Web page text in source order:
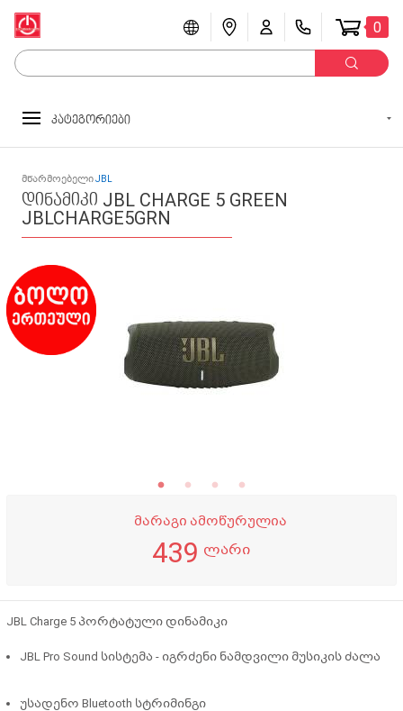
0
კატეგორიები
მწარმოებელიJBL
დინამიკი JBL CHARGE 5 GREEN
JBLCHARGE5GRN
მარაგი ამოწურულია
439 ლარი
JBL Charge 5 პორტატული დინამიკი
JBL Pro Sound სისტემა - იგრძენი ნამდვილი მუსიკის ძალა
უსადენო Bluetooth სტრიმინგი